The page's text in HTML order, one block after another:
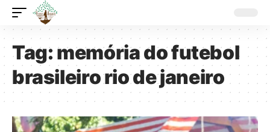
Tag:memória do futebol
brasileiro rio de janeiro